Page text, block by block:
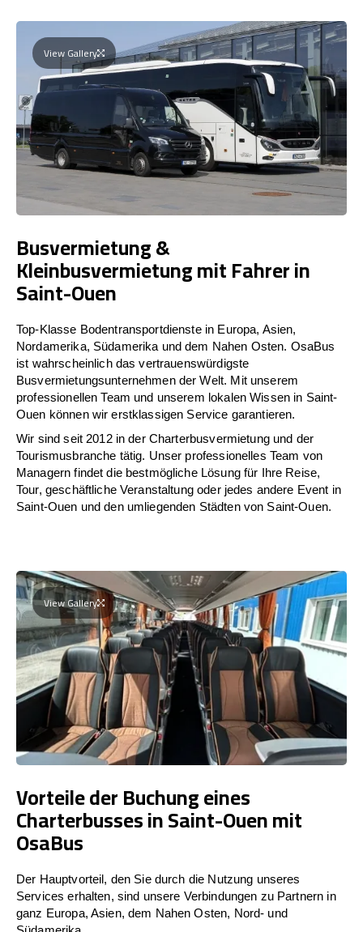
View Gallery
Busvermietung &
Kleinbusvermietung mit Fahrer in
Saint-Ouen
Top-Klasse Bodentransportdienste in Europa, Asien,
Nordamerika, Südamerika und dem Nahen Osten. OsaBus
ist wahrscheinlich das vertrauenswürdigste
Busvermietungsunternehmen der Welt. Mit unserem
professionellen Team und unserem lokalen Wissen in Saint-
Ouen können wir erstklassigen Service garantieren.
Wir sind seit 2012 in der Charterbusvermietung und der
Tourismusbranche tätig. Unser professionelles Team von
Managern findet die bestmögliche Lösung für Ihre Reise,
Tour, geschäftliche Veranstaltung oder jedes andere Event in
Saint-Ouen und den umliegenden Städten von Saint-Ouen.
View Gallery
Vorteile der Buchung eines
Charterbusses in Saint-Ouen mit
OsaBus
Der Hauptvorteil, den Sie durch die Nutzung unseres
Services erhalten, sind unsere Verbindungen zu Partnern in
ganz Europa, Asien, dem Nahen Osten, Nord- und